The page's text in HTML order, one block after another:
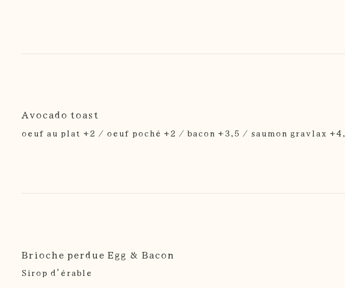
Avocado toast
oeuf au plat +2 / oeuf poché +2 / bacon +3,5 / saumon gravlax
Brioche perdue Egg & Bacon
Sirop d'érable